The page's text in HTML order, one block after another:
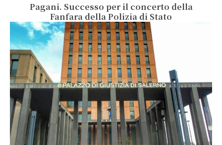
Pagani. Successo per il concerto della
Fanfara della Polizia di Stato